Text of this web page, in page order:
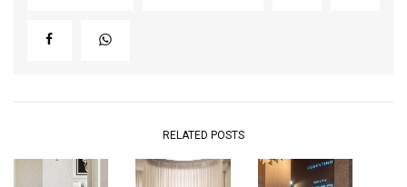
RELATED POSTS